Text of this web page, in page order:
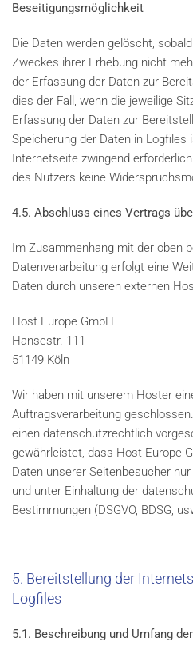
Beseitigungsmöglichkeit
Die Daten werden gelöscht,
Zweckes ihrer Erhebung nicht
der Erfassung der Daten zur
dies der Fall, wenn die jeweilige
Erfassung der Daten zur
Speicherung der Daten in Logfiles
Internetseite zwingend
des Nutzers keine
4.5. Abschluss eines Vertrags
Im Zusammenhang mit der oben
Datenverarbeitung erfolgt eine
Daten durch unseren externen
Host Europe GmbH
Hansestr. 111
51149 Köln
Wir haben mit unserem Hoster
Auftragsverarbeitung
einen datenschutzrechtlich
gewährleistet, dass Host Europe
Daten unserer Seitenbesucher
und unter Einhaltung der
Bestimmungen (DSGVO, BDSG,
5. Bereitstellung der
Logfiles
5.1. Beschreibung und Umfang